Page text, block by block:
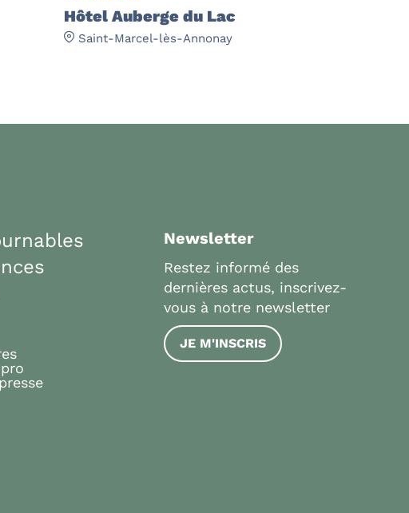
Hôtel Auberge du Lac
Saint-Marcel-lès-Annonay
Newsletter
Restez informé des
dernières actus, inscrivez-
vous à notre newsletter
JE M'INSCRIS